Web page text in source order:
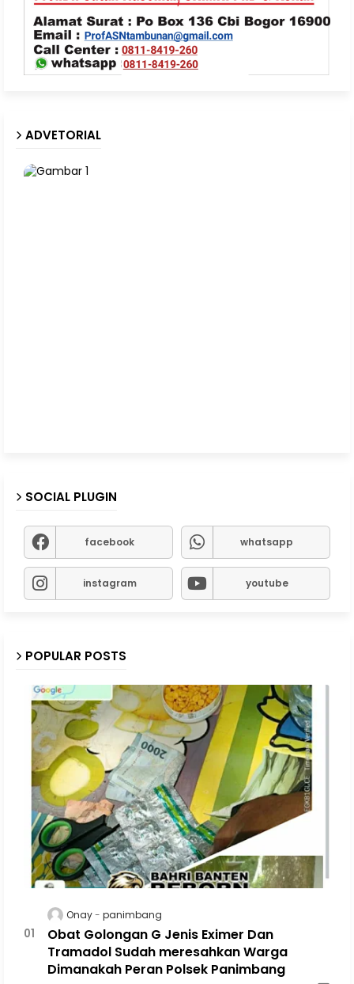
ADVETORIAL
SOCIAL PLUGIN
facebook whatsapp
instagram youtube
POPULAR POSTS
Onay panimbang
Obat Golongan G Jenis Eximer Dan
Tramadol Sudah meresahkan Warga
Dimanakah Peran Polsek Panimbang